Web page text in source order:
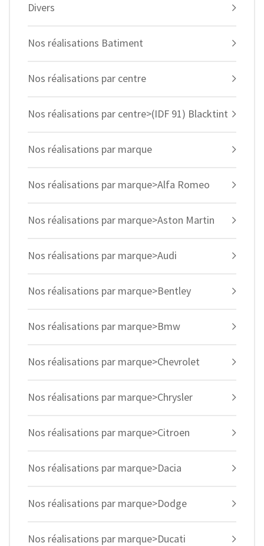
Divers
Nos réalisations Batiment
Nos réalisations par centre
Nos réalisations par centre>(IDF 91) Blacktint
Nos réalisations par marque
Nos réalisations par marque>Alfa Romeo
Nos réalisations par marque>Aston Martin
Nos réalisations par marque>Audi
Nos réalisations par marque>Bentley
Nos réalisations par marque>Bmw
Nos réalisations par marque>Chevrolet
Nos réalisations par marque>Chrysler
Nos réalisations par marque>Citroen
Nos réalisations par marque>Dacia
Nos réalisations par marque>Dodge
Nos réalisations par marque>Ducati